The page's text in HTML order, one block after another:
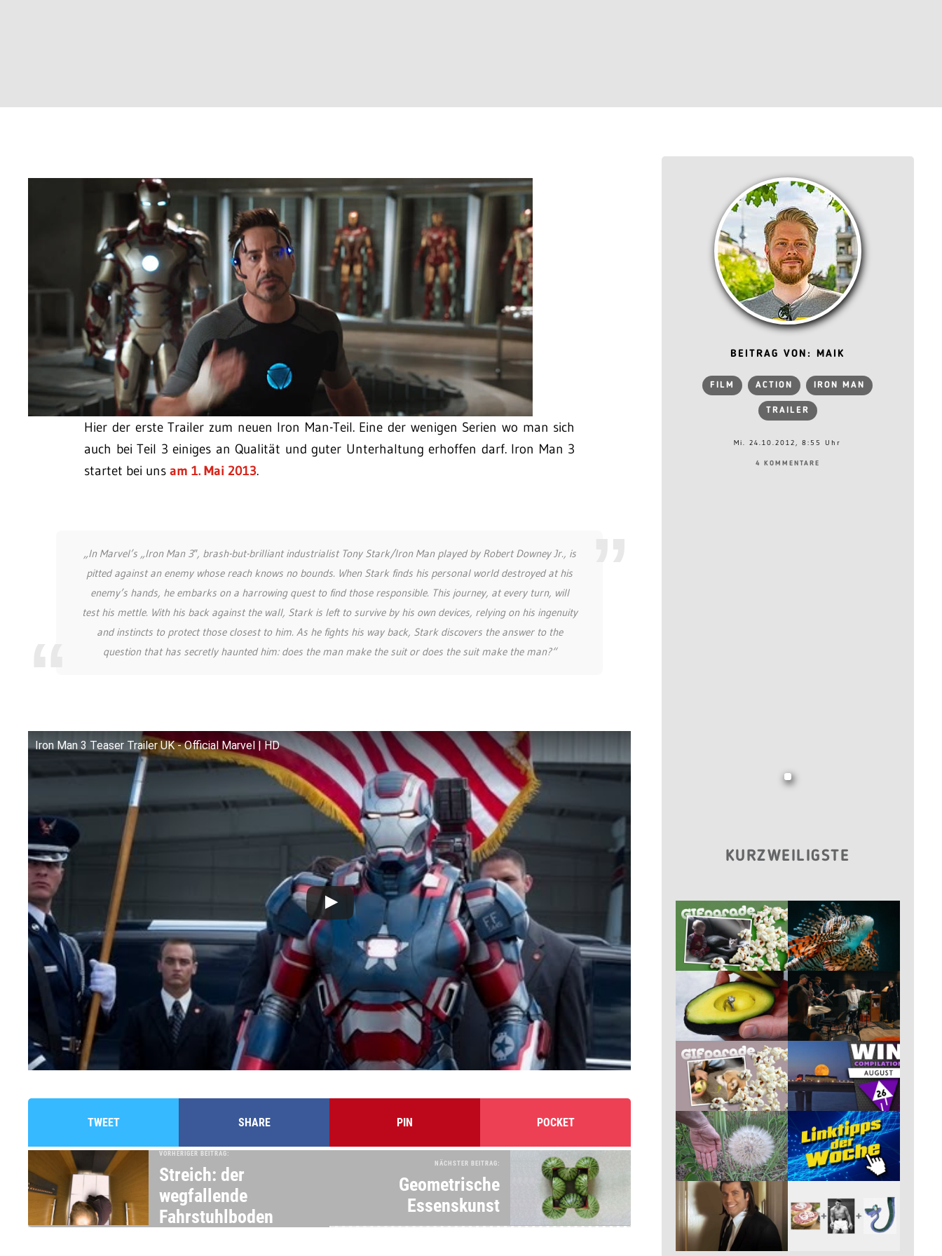
Hier der erste Trailer zum neuen Iron Man-Teil. Eine der wenigen Serien wo man sich
auch bei Teil 3 einiges an Qualität und guter Unterhaltung erhoffen darf. Iron Man 3
startet bei unsam 1. Mai 2013.
„In Marvel’s „Iron Man 3″, brash-but-brilliant industrialist Tony Stark/Iron Man played by Robert Downey Jr., is
pitted against an enemy whose reach knows no bounds. When Stark finds his personal world destroyed at his
enemy’s hands, he embarks on a harrowing quest to find those responsible. This journey, at every turn, will
test his mettle. With his back against the wall, Stark is left to survive by his own devices, relying on his ingenuity
and instincts to protect those closest to him. As he fights his way back, Stark discovers the answer to the
question that has secretly haunted him: does the man make the suit or does the suit make the man?“
Iron Man 3 Teaser Trailer UK - Official Marvel | HD
TWEET SHARE PIN POCKET
VORHERIGER BEITRAG:
Streich: der
wegfallende
Fahrstuhlboden
NÄCHSTER BEITRAG:
Geometrische
Essenskunst
BEITRAG VON: MAIK
FILM ACTION IRON MAN
TRAILER
Mi. 24.10.2012, 8:55 Uhr
4 KOMMENTARE
KURZWEILIGSTE